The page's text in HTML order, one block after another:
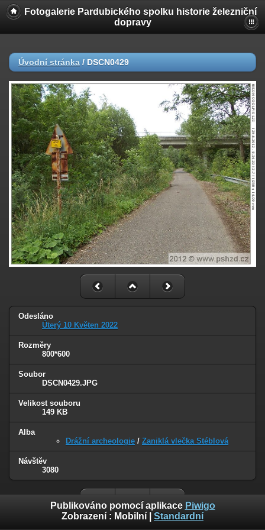
Fotogalerie Pardubického spolku historie železniční
dopravy
Úvodní stránka / DSCN0429
Odesláno
Úterý 10 Květen 2022
Rozměry
800*600
Soubor
DSCN0429.JPG
Velikost souboru
149 KB
Alba
Drážní archeologie / Zaniklá vlečka Stéblová
Návštěv
3080
Publikováno pomocí aplikace Piwigo
Zobrazení : Mobilní Standardní